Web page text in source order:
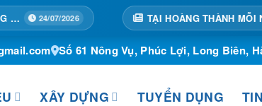
Số 61 Nông Vụ, Phúc Lợi, Long Biên,
XÂY DỰNG TUYỂN DỤNG